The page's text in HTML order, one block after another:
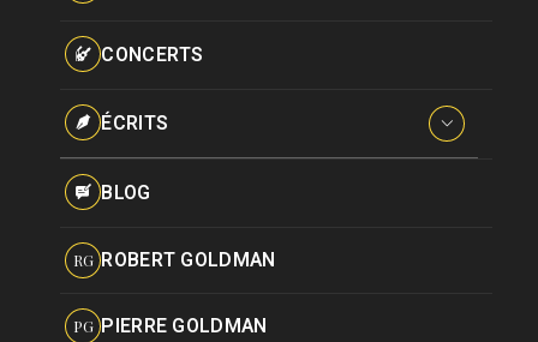
Pseudonymes
CONCERTS
ÉCRITS
Interviews
BLOG
RG ROBERT GOLDMAN
PG PIERRE GOLDMAN